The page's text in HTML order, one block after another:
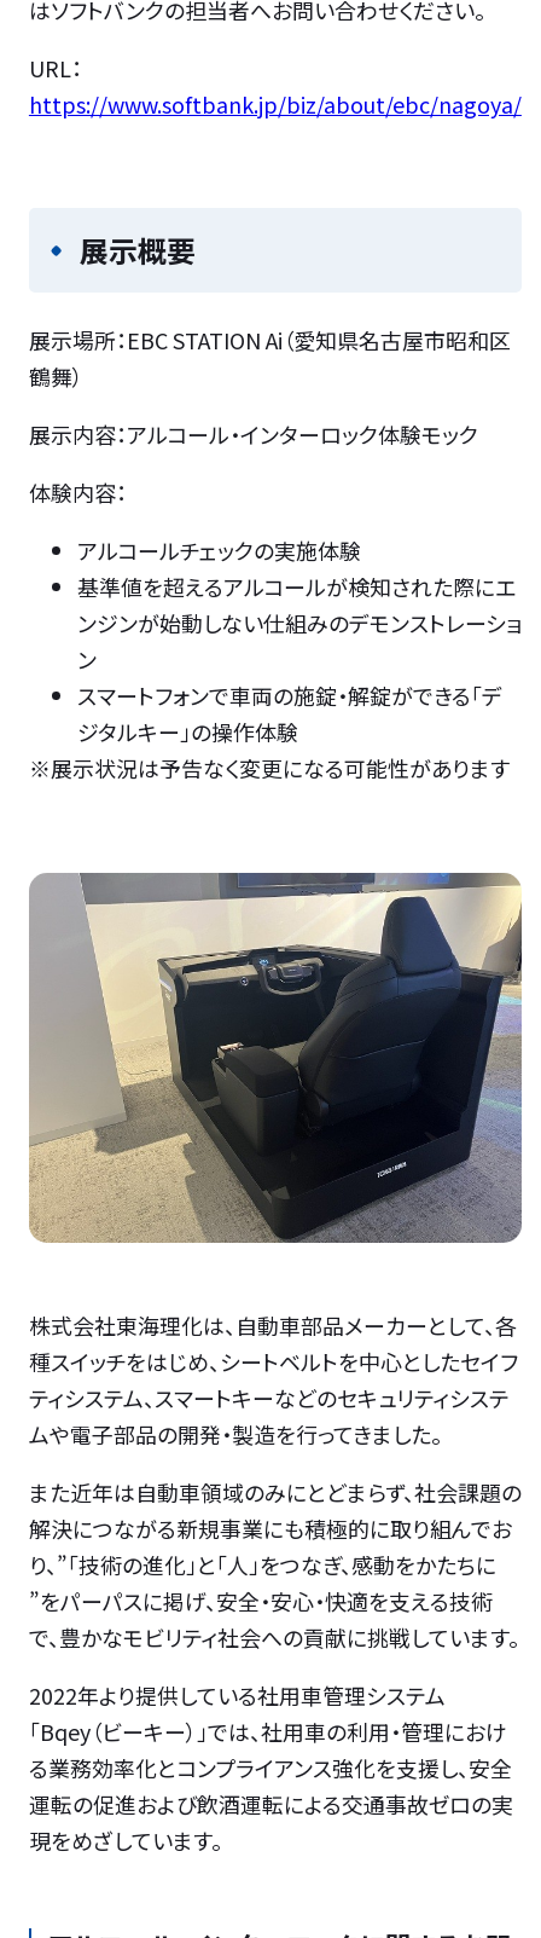
はソフトバンクの担当者へお問い合わせください。
URL：
https://www.softbank.jp/biz/about/ebc/nagoya/
展示概要
展示場所：EBC STATION Ai（愛知県名古屋市昭和区
鶴舞）
展示内容：アルコール・インターロック体験モック
体験内容：
アルコールチェックの実施体験
基準値を超えるアルコールが検知された際にエ
ンジンが始動しない仕組みのデモンストレーショ
ン
スマートフォンで車両の施錠・解錠ができる「デ
ジタルキー」の操作体験
※展示状況は予告なく変更になる可能性があります
株式会社東海理化は、自動車部品メーカーとして、各
種スイッチをはじめ、シートベルトを中心としたセイフ
ティシステム、スマートキーなどのセキュリティシステ
ムや電子部品の開発・製造を行ってきました。
また近年は自動車領域のみにとどまらず、社会課題の
解決につながる新規事業にも積極的に取り組んでお
り、”「技術の進化」と「人」をつなぎ、感動をかたちに
”をパーパスに掲げ、安全・安心・快適を支える技術
で、豊かなモビリティ社会への貢献に挑戦しています。
2022年より提供している社用車管理システム
「Bqey（ビーキー）」では、社用車の利用・管理におけ
る業務効率化とコンプライアンス強化を支援し、安全
運転の促進および飲酒運転による交通事故ゼロの実
現をめざしています。